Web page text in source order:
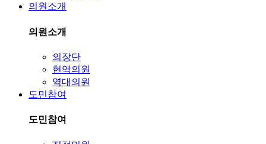
의원소개
의원소개
의장단
현역의원
역대의원
도민참여
도민참여